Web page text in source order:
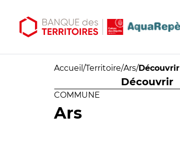
Accueil /Territoire/Ars/Découvrir
Découvrir
COMMUNE
Ars